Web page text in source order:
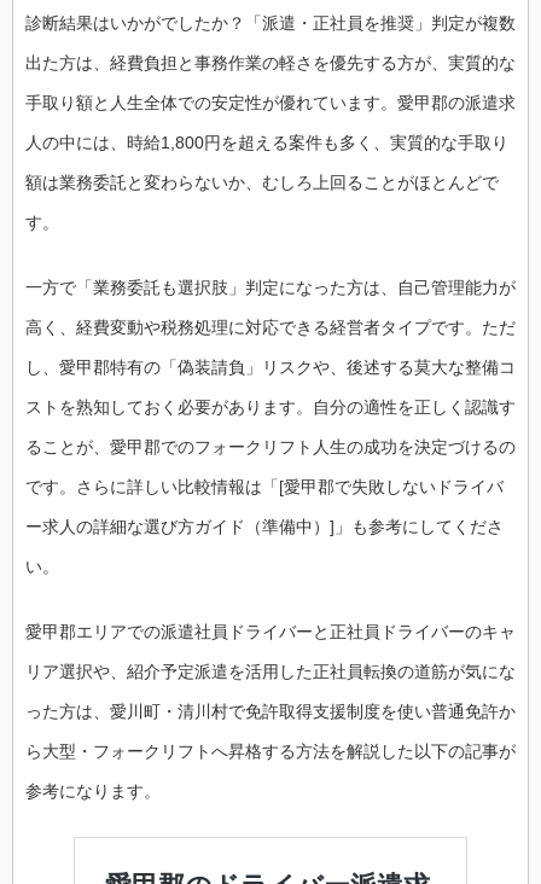
診断結果はいかがでしたか？「派遣・正社員を推奨」判定が複数
出た方は、経費負担と事務作業の軽さを優先する方が、実質的な
手取り額と人生全体での安定性が優れています。愛甲郡の派遣求
人の中には、時給1,800円を超える案件も多く、実質的な手取り
額は業務委託と変わらないか、むしろ上回ることがほとんどで
す。
一方で「業務委託も選択肢」判定になった方は、自己管理能力が
高く、経費変動や税務処理に対応できる経営者タイプです。ただ
し、愛甲郡特有の「偽装請負」リスクや、後述する莫大な整備コ
ストを熟知しておく必要があります。自分の適性を正しく認識す
ることが、愛甲郡でのフォークリフト人生の成功を決定づけるの
です。さらに詳しい比較情報は「[愛甲郡で失敗しないドライバ
ー求人の詳細な選び方ガイド（準備中）]」も参考にしてくださ
い。
愛甲郡エリアでの派遣社員ドライバーと正社員ドライバーのキャ
リア選択や、紹介予定派遣を活用した正社員転換の道筋が気にな
った方は、愛川町・清川村で免許取得支援制度を使い普通免許か
ら大型・フォークリフトへ昇格する方法を解説した以下の記事が
参考になります。